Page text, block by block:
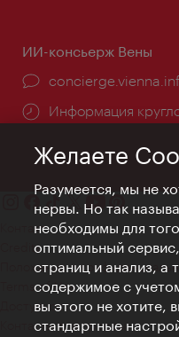
ИИ-консьерж Вены
Информация
Контакт
Credits
Положение о
Terms of Use
Доступность
Контакты для прессы
Желаете
Разумеется, мы не
нервы. Но так
необходимы для
оптимальный
страниц и анализ, а
содержимое с
вы этого не хотите,
стандартные